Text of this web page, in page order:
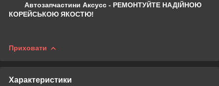
Автозапчастини Аксусс - РЕМОНТУЙТЕ НАДІЙНОЮ
КОРЕЙСЬКОЮ ЯКОСТЮ!
Приховати
Характеристики